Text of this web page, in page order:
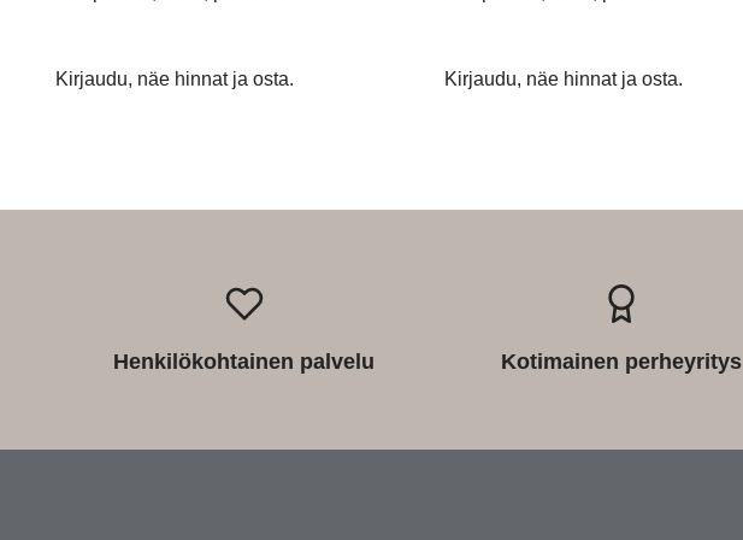
Kirjaudu, näe hinnat ja osta. Kirjaudu, näe hinnat ja osta.
Henkilökohtainen palvelu Kotimainen perheyritys